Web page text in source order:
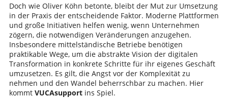
Doch wie Oliver Köhn betonte, bleibt der Mut zur Umsetzung
in der Praxis der entscheidende Faktor. Moderne Plattformen
und große Initiativen helfen wenig, wenn Unternehmen
zögern, die notwendigen Veränderungen anzugehen.
Insbesondere mittelständische Betriebe benötigen
praktikable Wege, um die abstrakte Vision der digitalen
Transformation in konkrete Schritte für ihr eigenes Geschäft
umzusetzen. Es gilt, die Angst vor der Komplexität zu
nehmen und den Wandel beherrschbar zu machen. Hier
kommt VUCAsupportins Spiel.